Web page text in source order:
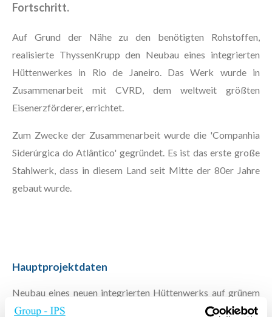
Fortschritt.
Auf Grund der Nähe zu den benötigten Rohstoffen,
realisierte ThyssenKrupp den Neubau eines integrierten
Hüttenwerkes in Rio de Janeiro. Das Werk wurde in
Zusammenarbeit mit CVRD, dem weltweit größten
Eisenerzförderer, errichtet.
Zum Zwecke der Zusammenarbeit wurde die 'Companhia
Siderúrgica do Atlântico' gegründet. Es ist das erste große
Stahlwerk, dass in diesem Land seit Mitte der 80er Jahre
gebaut wurde.
Hauptprojektdaten
Neubau eines neuen integrierten Hüttenwerks auf grünem
Sumpfland